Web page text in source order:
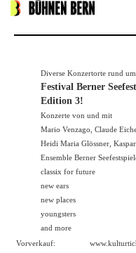
Diverse Konzertorte rund
Festival Berner
Edition 3!
Konzerte von und mit
Mario Venzago, Claude
Heidi Maria Glössner,
Ensemble Berner
classix for future
new ears
new places
youngsters
and more
Vorverkauf: